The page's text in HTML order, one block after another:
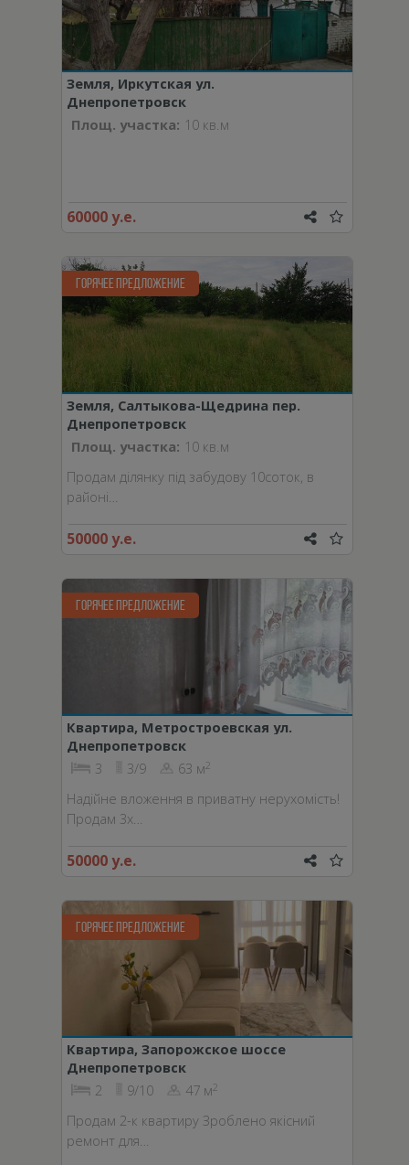
Земля, Иркутская ул.
Днепропетровск
Площ. участка: 10 кв.м
60000 у.е.
ГОРЯЧЕЕ ПРЕДЛОЖЕНИЕ
Земля, Салтыкова-Щедрина пер.
Днепропетровск
Площ. участка: 10 кв.м
Продам ділянку під забудову 10соток, в
районі…
50000 у.е.
ГОРЯЧЕЕ ПРЕДЛОЖЕНИЕ
Квартира, Метростроевская ул.
Днепропетровск
3
3/9 63 м2
Надійне вложення в приватну нерухомість!
Продам 3х…
50000 у.е.
ГОРЯЧЕЕ ПРЕДЛОЖЕНИЕ
Квартира, Запорожское шоссе
Днепропетровск
2
9/10 47 м2
Продам 2-к квартиру Зроблено якісний
ремонт для…